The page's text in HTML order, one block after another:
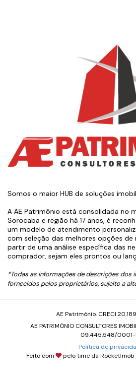
Somos o maior HUB de soluções
A AE Patrimônio está consolidada no
Sorocaba e região há 17 anos, é
um modelo de atendimento
com seleção das melhores opções de
partir de uma análise específica das
comprador, sejam eles prontos ou
*Todas as informações de descrições dos
fornecidos pelos proprietários, sujeito a
AE Patrimônio. CRECI
AE PATRIMÔNIO CONSULTORES
09.445.548/0001-
Política de
Feito com
pelo time da